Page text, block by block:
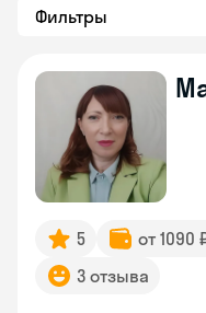
Фильтры
5 от 1090
3 отзыва